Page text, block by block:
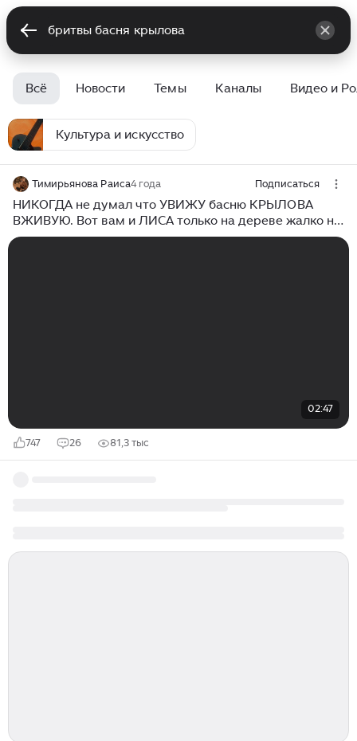
Всё Новости Темы Каналы Видео и
Культура и искусство
Тимирьянова Раиса4 года Подписаться
НИКОГДА не думал что УВИЖУ басню КРЫЛОВА
ВЖИВУЮ. Вот вам и ЛИСА только на дереве жалко не
ВОРОН. ВЗГЛЯНИТЕ на это.
02:47
747 26 81,3 тыс